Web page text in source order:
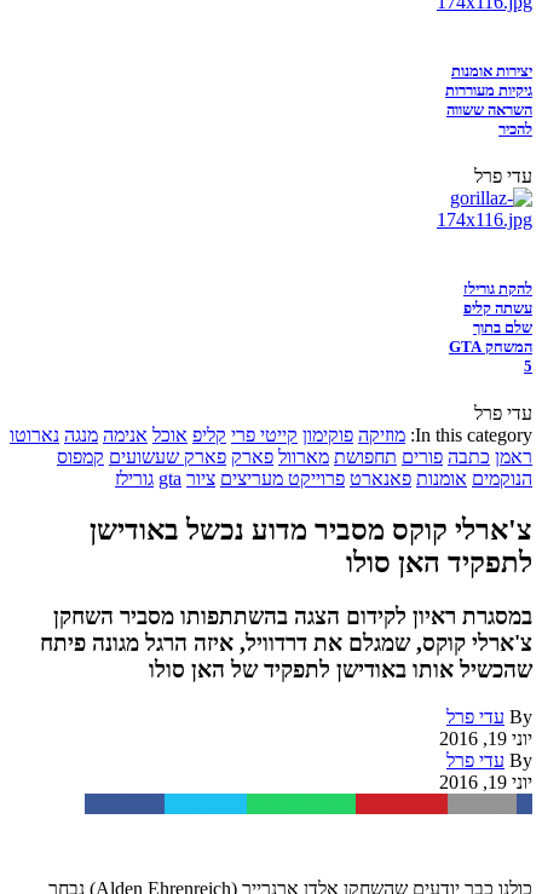
יצירות אומנות
גיקיות מעוררות
השראה ששווה
להכיר
עדי פרל
להקת גורילז
עשתה קליפ
שלם בתוך
המשחק GTA
5
עדי פרל
In this category: מוזיקה פוקימון קייטי פרי קליפ אוכל אנימה מנגה נארוטו
ראמן כתבה פורים תחפושת מארוול פארק פארק שעשועים קמפוס
הנוקמים אומנות פאנארט פרוייקט מעריצים ציור gta גורילז
צ'ארלי קוקס מסביר מדוע נכשל באודישן
לתפקיד האן סולו
במסגרת ראיון לקידום הצגה בהשתתפותו מסביר השחקן
צ'ארלי קוקס, שמגלם את דרדוויל, איזה הרגל מגונה פיתח
שהכשיל אותו באודישן לתפקיד של האן סולו
By עדי פרל
יוני 19, 2016
By עדי פרל
יוני 19, 2016
כולנו כבר יודעים שהשחקן אלדן ארנרייך (Alden Ehrenreich) נבחר